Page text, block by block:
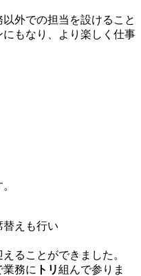
外での担当を設けること
もなり、より楽しく仕事
替えも行い
ることができました。
務に トリ組んで参りま